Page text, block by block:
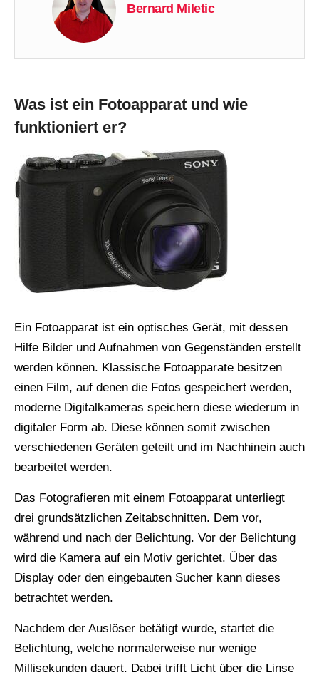
Bernard Miletic
Was ist ein Fotoapparat und wie
funktioniert er?
Ein Fotoapparat ist ein optisches Gerät, mit dessen
Hilfe Bilder und Aufnahmen von Gegenständen erstellt
werden können. Klassische Fotoapparate besitzen
einen Film, auf denen die Fotos gespeichert werden,
moderne Digitalkameras speichern diese wiederum in
digitaler Form ab. Diese können somit zwischen
verschiedenen Geräten geteilt und im Nachhinein auch
bearbeitet werden.
Das Fotografieren mit einem Fotoapparat unterliegt
drei grundsätzlichen Zeitabschnitten. Dem vor,
während und nach der Belichtung. Vor der Belichtung
wird die Kamera auf ein Motiv gerichtet. Über das
Display oder den eingebauten Sucher kann dieses
betrachtet werden.
Nachdem der Auslöser betätigt wurde, startet die
Belichtung, welche normalerweise nur wenige
Millisekunden dauert. Dabei trifft Licht über die Linse